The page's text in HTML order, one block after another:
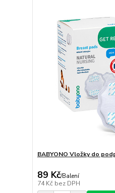
BABYONO Vložky do
89 Kč/Balení
74 Kč bez DPH